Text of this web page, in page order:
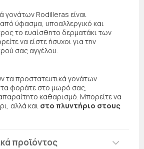
γονάτων Rodilleras είναι
ύφασμα, υποαλλεργικό και
το ευαίσθητο δερματάκι των
να είστε ήσυχοι για την
σας αγγέλου.
τα προστατευτικά γονάτων
τα φοράτε στο μωρό σας,
καθαρισμό. Μπορείτε να
αλλά και στο πλυντήριο στους
προϊόντος